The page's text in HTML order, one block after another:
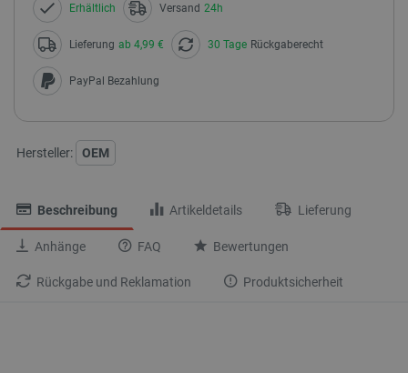
Erhältlich Versand 24h
Lieferung ab 4,99 € 30 Tage Rückgaberecht
PayPal Bezahlung
Hersteller: OEM
Beschreibung Artikeldetails Lieferung
Anhänge FAQ Bewertungen
Rückgabe und Reklamation Produktsicherheit